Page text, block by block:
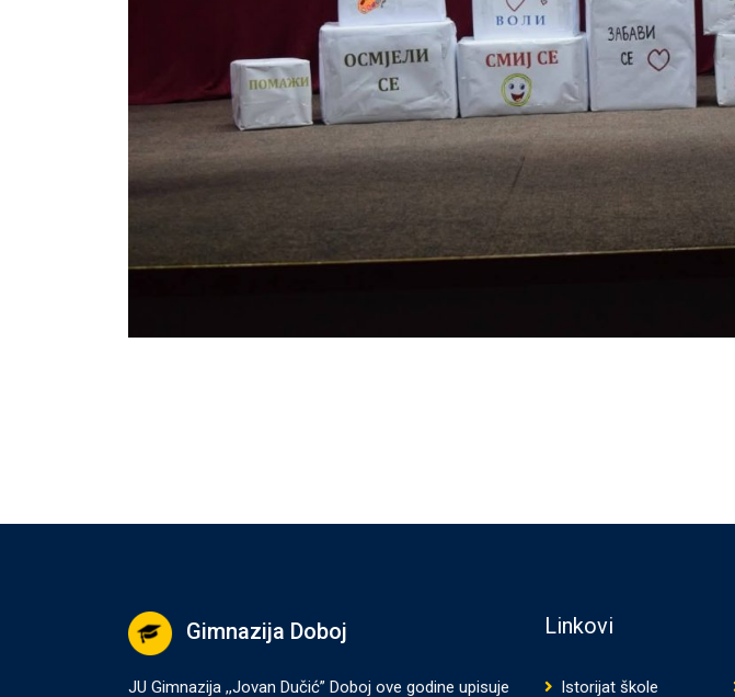
Gimnazija Doboj
JU Gimnazija ,,Jovan Dučić” Doboj ove godine upisuje
Linkovi
Istorijat škole